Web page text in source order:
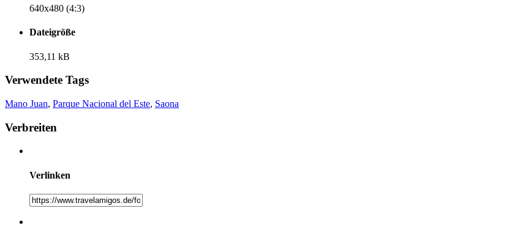
640x480 (4:3)
Dateigröße
353,11 kB
Verwendete Tags
Mano Juan, Parque Nacional del Este, Saona
Verbreiten
Verlinken